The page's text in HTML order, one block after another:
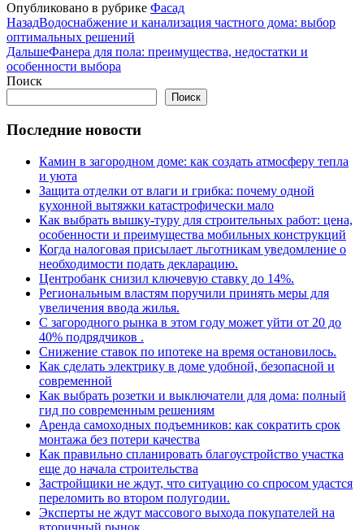
Опубликовано в рубрике Фасад
НазадВодоснабжение и канализация частного дома: выбор
оптимальных решений
ДальшеФанера для пола: преимущества, недостатки и
особенности выбора
Поиск
Поиск
Последние новости
Камин в загородном доме: как создать атмосферу тепла
и уюта
Защита отделки от влаги и грибка: почему одной
кухонной вытяжки катастрофически мало
Как выбрать вышку-туру для строительных работ: цена,
особенности и преимущества мобильных конструкций
Когда налоговая присылает льготникам уведомление о
необходимости подать декларацию.
Центробанк снизил ключевую ставку до 14%.
Региональным властям поручили принять меры для
увеличения ввода жилья.
С загородного рынка в этом году может уйти от 20 до
40% подрядчиков .
Снижение ставок по ипотеке на время остановилось.
Как сделать электрику в доме удобной, безопасной и
современной
Как выбрать розетки и выключатели для дома: полный
гид по современным решениям
Аренда самоходных подъемников: как сократить срок
монтажа без потери качества
Как правильно спланировать благоустройство участка
еще до начала строительства
Застройщики не ждут, что ситуацию со спросом удастся
переломить во втором полугодии.
Эксперты не ждут массового выхода покупателей на
вторичный рынок.